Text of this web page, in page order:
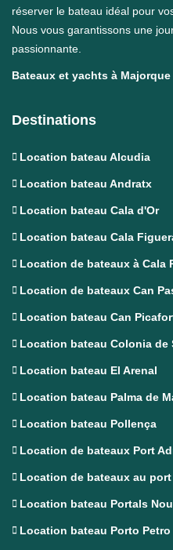
réserver le bateau idéal pour
Nous vous garantissons une
passionnante.
Bateaux et yachts à Majorque
Destinations
Location bateau Alcudia
Location bateau Andratx
Location bateau Cala d'Or
Location bateau Cala
Location de bateaux à Cala
Location de bateaux Can
Location bateau Can
Location bateau Colonia de
Location bateau El Arenal
Location bateau Palma de
Location bateau Pollença
Location de bateaux Port
Location de bateaux au
Location bateau Portals
Location bateau Porto Petro